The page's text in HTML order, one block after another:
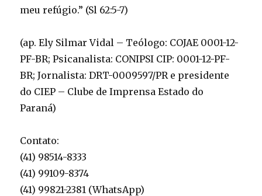
meu refúgio.” (Sl 62:5-7)
(ap. Ely Silmar Vidal – Teólogo: COJAE 0001-12-
PF-BR; Psicanalista: CONIPSI CIP: 0001-12-PF-
BR; Jornalista: DRT-0009597/PR e presidente
do CIEP – Clube de Imprensa Estado do
Paraná)
Contato:
(41) 98514-8333
(41) 99109-8374
(41) 99821-2381 (WhatsApp)